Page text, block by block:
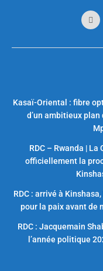
Kasaï-Oriental : fibre
d’un ambitieux
RDC – Rwanda |
officiellement la
RDC : arrivé à
pour la paix avant de
RDC : Jacquemain
l’année politique